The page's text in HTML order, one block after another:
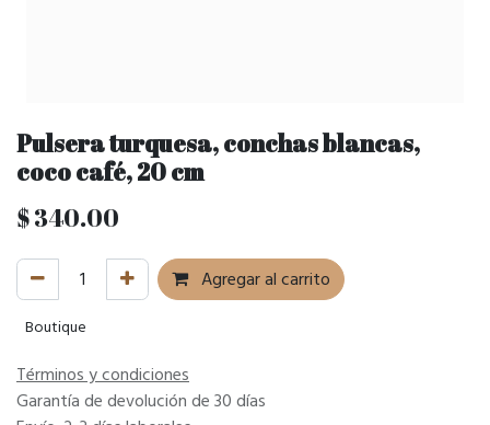
Pulsera turquesa, conchas blancas,
coco café, 20 cm
$340.00
Agregar al carrito
Boutique
Términos y condiciones
Garantía de devolución de 30 días